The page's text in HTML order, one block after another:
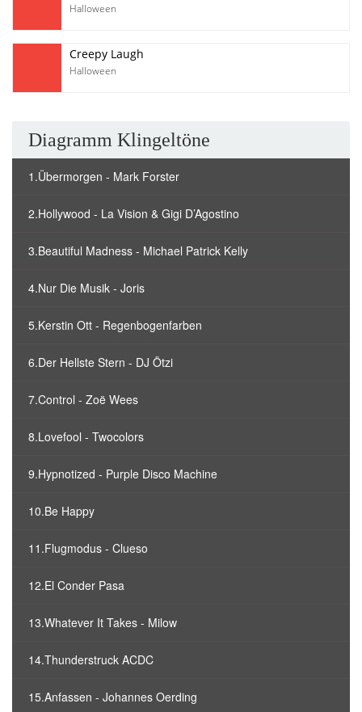
Halloween
Creepy Laugh
Halloween
Diagramm Klingeltöne
1.Übermorgen - Mark Forster
2.Hollywood - La Vision & Gigi D’Agostino
3.Beautiful Madness - Michael Patrick Kelly
4.Nur Die Musik - Joris
5.Kerstin Ott - Regenbogenfarben
6.Der Hellste Stern - DJ Ötzi
7.Control - Zoë Wees
8.Lovefool - Twocolors
9.Hypnotized - Purple Disco Machine
10.Be Happy
11.Flugmodus - Clueso
12.El Conder Pasa
13.Whatever It Takes - Milow
14.Thunderstruck ACDC
15.Anfassen - Johannes Oerding